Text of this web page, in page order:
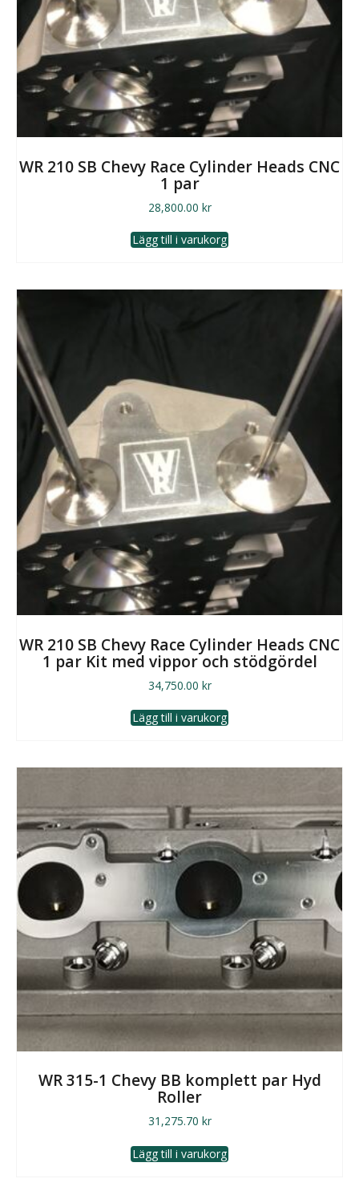
WR 210 SB Chevy Race Cylinder Heads CNC
1 par
28,800.00 kr
Lägg till i varukorg
WR 210 SB Chevy Race Cylinder Heads CNC
1 par Kit med vippor och stödgördel
34,750.00 kr
Lägg till i varukorg
WR 315-1 Chevy BB komplett par Hyd
Roller
31,275.70 kr
Lägg till i varukorg